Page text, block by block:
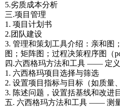
5.劣质成本分析
三.项目管理
1. 项目计划书
2.团队建设
3. 管理和策划工具介绍：亲和图
图；矩阵图；过程决策程序图（
四.六西格玛方法和工具 —— 定
1. 六西格玛项目选择与筛选
2. 设置项目指标与目标（如质量
3. 陈述问题，设置括基线和改进
五. 六西格玛方法和工具 —— 测